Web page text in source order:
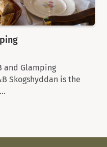
and Glamping
Skogshyddan is the